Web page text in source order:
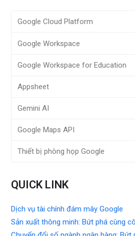
Google Cloud Platform
Google Workspace
Google Workspace for Education
Appsheet
Gemini AI
Google Maps API
Thiết bị phòng họp Google
QUICK LINK
Dịch vụ tài chính đám mây Google
Sản xuất thông minh: Bứt phá cùng